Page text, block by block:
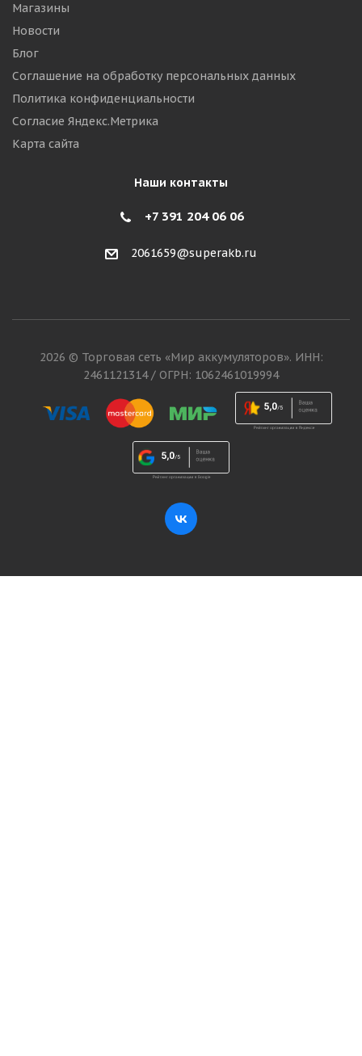
Магазины
Новости
Блог
Соглашение на обработку персональных данных
Политика конфиденциальности
Согласие Яндекс.Метрика
Карта сайта
Наши контакты
+7 391 204 06 06
2061659@superakb.ru
2026 © Торговая сеть «Мир аккумуляторов». ИНН:
2461121314 / ОГРН: 1062461019994